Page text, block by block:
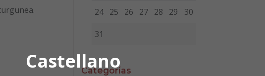
Castellano
24 25 26 27 28 29 30
31
Categorías